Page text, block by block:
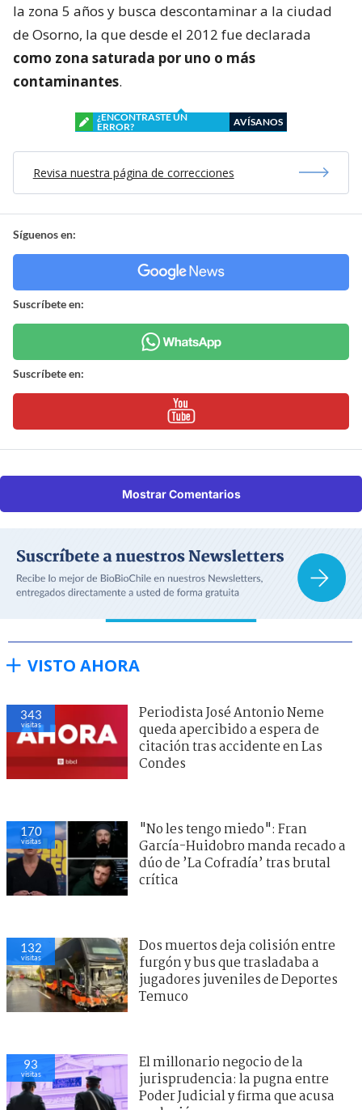
la zona 5 años y busca descontaminar a la ciudad
de Osorno, la que desde el 2012 fue declarada
como zona saturada por uno o más
contaminantes.
¿ENCONTRASTE UN
ERROR?
AVÍSANOS
Revisa nuestra página de correcciones
Síguenos en:
Suscríbete en:
Suscríbete en:
Mostrar Comentarios
VISTO AHORA
343
visitas
Periodista José Antonio Neme
queda apercibido a espera de
citación tras accidente en Las
Condes
170
visitas
"No les tengo miedo": Fran
García-Huidobro manda recado a
dúo de ’La Cofradía’ tras brutal
crítica
132
visitas
Dos muertos deja colisión entre
furgón y bus que trasladaba a
jugadores juveniles de Deportes
Temuco
93
visitas
El millonario negocio de la
jurisprudencia: la pugna entre
Poder Judicial y firma que acusa